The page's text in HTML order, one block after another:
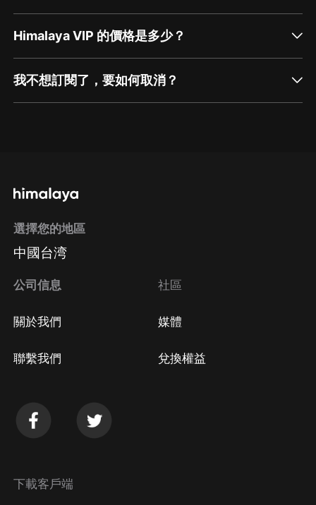
Himalaya VIP 的價格是多少？
我不想訂閱了，要如何取消？
方法 Google Play取消訂閱方法
選擇您的地區
中國台湾
公司信息
關於我們
聯繫我們
社區
媒體
兌換權益
下載客戶端